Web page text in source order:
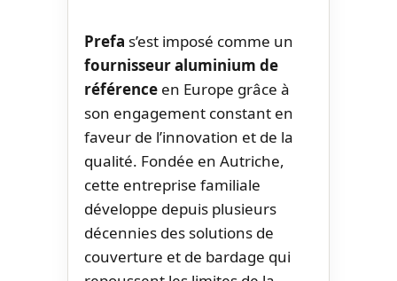
Prefa s’est imposé comme un
fournisseur aluminium de
référence en Europe grâce à
son engagement constant en
faveur de l’innovation et de la
qualité. Fondée en Autriche,
cette entreprise familiale
développe depuis plusieurs
décennies des solutions de
couverture et de bardage qui